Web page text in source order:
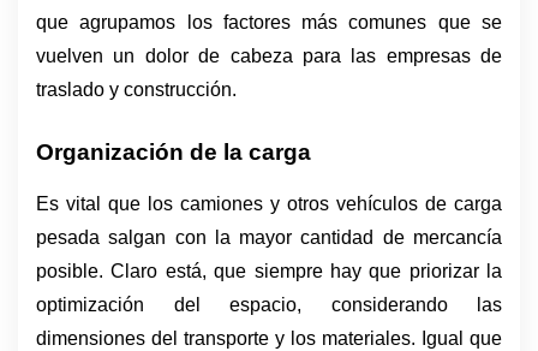
que agrupamos los factores más comunes que se
vuelven un dolor de cabeza para las empresas de
traslado y construcción.
Organización de la carga
Es vital que los camiones y otros vehículos de carga
pesada salgan con la mayor cantidad de mercancía
posible. Claro está, que siempre hay que priorizar la
optimización del espacio, considerando las
dimensiones del transporte y los materiales. Igual que